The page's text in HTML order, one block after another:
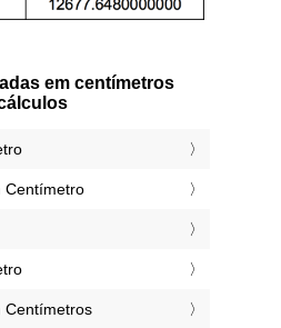
em centímetros
Centímetro
Centímetros